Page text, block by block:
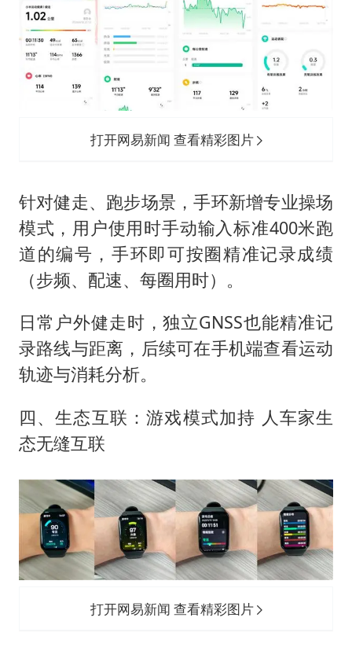
打开网易新闻 查看精彩图片
针对健走、跑步场景，手环新增专业操场
模式，用户使用时手动输入标准400米跑
道的编号，手环即可按圈精准记录成绩
（步频、配速、每圈用时）。
日常户外健走时，独立GNSS也能精准记
录路线与距离，后续可在手机端查看运动
轨迹与消耗分析。
四、生态互联：游戏模式加持 人车家生
态无缝互联
打开网易新闻 查看精彩图片